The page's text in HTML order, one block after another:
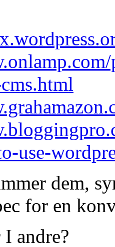
use-
dem,
for en
andre?